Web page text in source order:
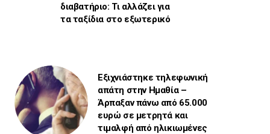
διαβατήριο: Τι αλλάζει για
τα ταξίδια στο εξωτερικό
Εξιχνιάστηκε τηλεφωνική
απάτη στην Ημαθία –
Άρπαξαν πάνω από 65.000
ευρώ σε μετρητά και
τιμαλφή από ηλικιωμένες